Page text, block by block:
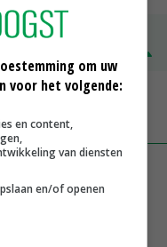
om uw
voor het volgende:
en content,
van diensten
en/of openen